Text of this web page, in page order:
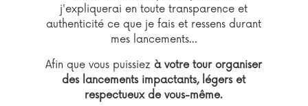
j'expliquerai en toute transparence et
authenticité ce que je fais et ressens durant
mes lancements...
Afin que vous puissiez à votre tour organiser
des lancements impactants, légers et
respectueux de vous-même.